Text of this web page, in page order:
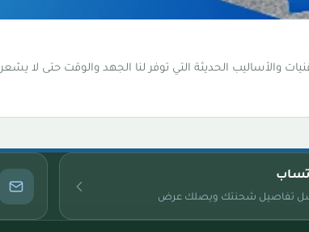
والأساليب الحديثة التي توفر لنا الجهد والوقت حتى لا يشعر
تفاصيل شحنتك ويصلك عرض